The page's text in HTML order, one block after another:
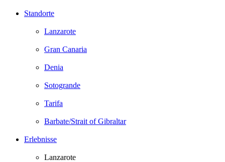
Standorte
Lanzarote
Gran Canaria
Denia
Sotogrande
Tarifa
Barbate/Strait of Gibraltar
Erlebnisse
Lanzarote